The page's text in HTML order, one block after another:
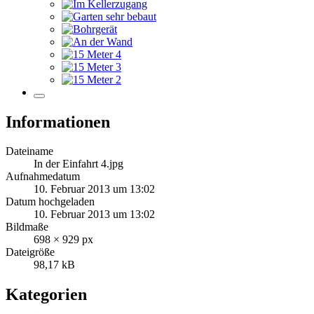
Informationen
Dateiname
In der Einfahrt 4.jpg
Aufnahmedatum
10. Februar 2013 um 13:02
Datum hochgeladen
10. Februar 2013 um 13:02
Bildmaße
698 × 929 px
Dateigröße
98,17 kB
Kategorien